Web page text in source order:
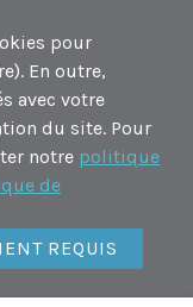
pour
En outre,
avec votre
du site. Pour
notre politique
de
REQUIS